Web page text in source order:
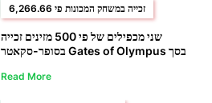
זכייה במשחק המכונות פי 6,266.66
שני מכפילים של פי 500 מזינים זכייה
בסופר-סקאטר Gates of Olympus בסך
Read More